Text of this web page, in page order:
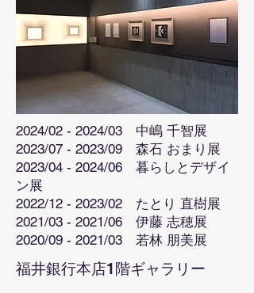
2024/02 - 2024/03 中嶋 千智展
2023/07 - 2023/09 森石 おまり展
2023/04 - 2024/06 暮らしとデザイ
ン展
2022/12 - 2023/02 たとり 直樹展
2021/03 - 2021/06 伊藤 志穂展
2020/09 - 2021/03 若林 朋美展
福井銀行本店1階ギャラリー